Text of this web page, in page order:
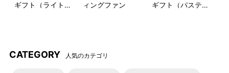
ギフト（ライトブ
ィングファン
ギフト（パステル
CATEGORY 人気のカテゴリ